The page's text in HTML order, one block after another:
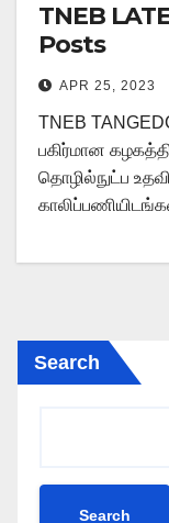
TNEB
Posts
APR 25, 2023
TNEB
பகிர்மான
தொழில்நுட்ப
Search
Search